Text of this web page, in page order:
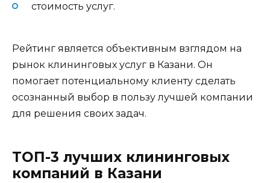
стоимость услуг.
Рейтинг является объективным взглядом на
рынок клининговых услуг в Казани. Он
помогает потенциальному клиенту сделать
осознанный выбор в пользу лучшей компании
для решения своих задач.
ТОП-3 лучших клининговых
компаний в Казани